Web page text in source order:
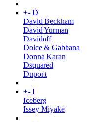
+- D
David Beckham
David Yurman
Davidoff
Dolce & Gabbana
Donna Karan
Dsquared
Dupont
+- I
Iceberg
Issey Miyake